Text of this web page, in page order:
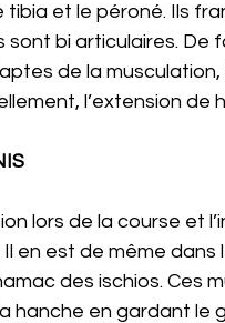
et le péroné. Ils
sont bi articulaires. De
de la musculation,
l’extension de
lors de la course et
en est de même dans
des ischios. Ces
hanche en gardant le